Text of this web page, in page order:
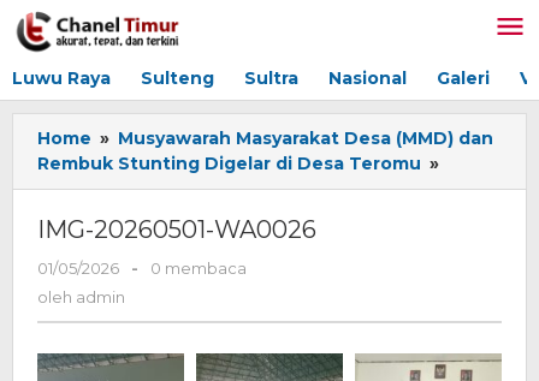
Lewati
ke
Luwu Raya Sulteng Sultra Nasional Galeri
Home » Musyawarah Masyarakat Desa (MMD) dan
Rembuk Stunting Digelar di Desa Teromu »
20260501-
IMG-20260501-WA0026
01/05/2026
oleh
-
0 membaca
oleh admin